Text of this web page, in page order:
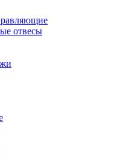
отвесы